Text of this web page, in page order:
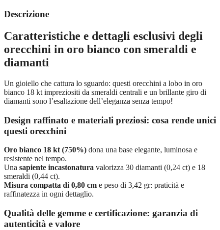
Descrizione
Caratteristiche e dettagli esclusivi degli
orecchini in oro bianco con smeraldi e
diamanti
Un gioiello che cattura lo sguardo: questi orecchini a lobo in oro
bianco 18 kt impreziositi da smeraldi centrali e un brillante giro di
diamanti sono l’esaltazione dell’eleganza senza tempo!
Design raffinato e materiali preziosi: cosa rende unici
questi orecchini
Oro bianco 18 kt (750%) dona una base elegante, luminosa e
resistente nel tempo.
Una sapiente incastonatura valorizza 30 diamanti (0,24 ct) e 18
smeraldi (0,44 ct).
Misura compatta di 0,80 cm e peso di 3,42 gr: praticità e
raffinatezza in ogni dettaglio.
Qualità delle gemme e certificazione: garanzia di
autenticità e valore